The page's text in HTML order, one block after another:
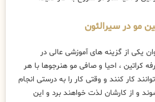
مو در سیرالئون
یکی از گزینه های آموزشی عالی در
کراتین ، احیا و صافی مو هنرجوها با هر
کار کنند و وقتی کار را به درستی انجام
و از کارشان لذت خواهند برد و این